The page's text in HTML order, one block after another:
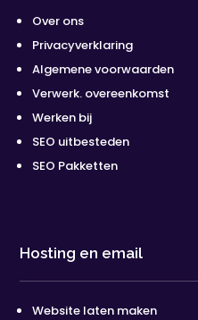
Over ons
Privacyverklaring
Algemene voorwaarden
Verwerk. overeenkomst
Werken bij
SEO uitbesteden
SEO Pakketten
Hosting en email
Website laten maken